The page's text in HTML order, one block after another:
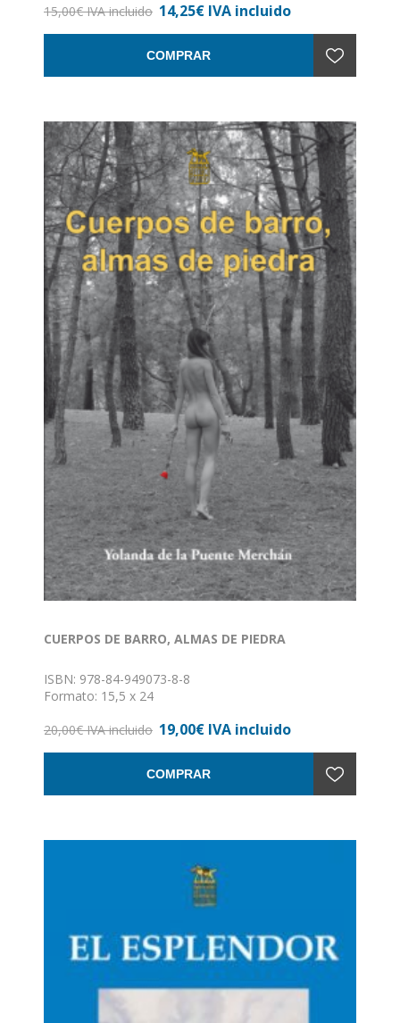
Encuadernación: Rústica con solapas
15,00€ IVA incluido 14,25€ IVA incluido
COMPRAR
CUERPOS DE BARRO, ALMAS DE PIEDRA
ISBN: 978-84-949073-8-8
Formato: 15,5 x 24
Encuadernación: Rústica
20,00€ IVA incluido 19,00€ IVA incluido
COMPRAR